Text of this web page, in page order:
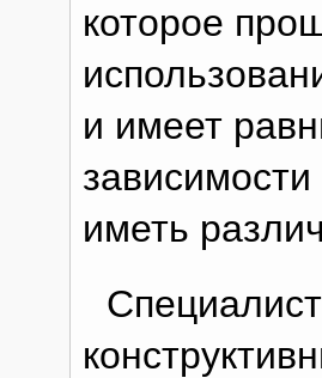
которое
и имеет
иметь